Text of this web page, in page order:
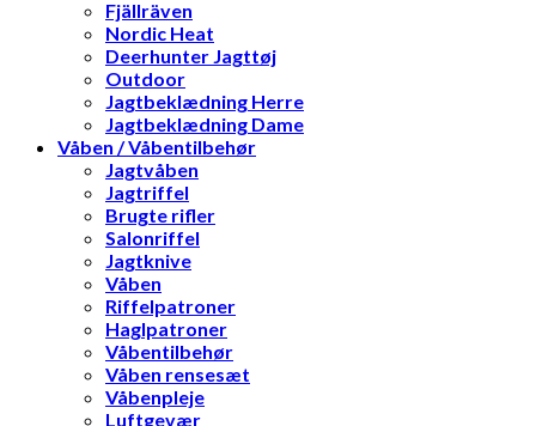
Fjällräven
Nordic Heat
Deerhunter Jagttøj
Outdoor
Jagtbeklædning Herre
Jagtbeklædning Dame
Våben / Våbentilbehør
Jagtvåben
Jagtriffel
Brugte rifler
Salonriffel
Jagtknive
Våben
Riffelpatroner
Haglpatroner
Våbentilbehør
Våben rensesæt
Våbenpleje
Luftgevær